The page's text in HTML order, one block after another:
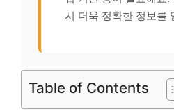
시 더욱 정확한 정보를
Table of Contents